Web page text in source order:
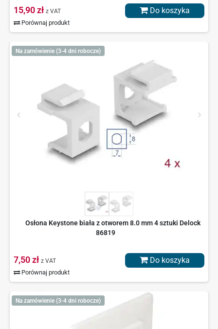
15,90 zł z VAT
Porównaj produkt
Do koszyka
Na zamówienie (3-4 dni robocze)
Osłona Keystone biała z otworem 8.0 mm 4 sztuki Delock
86819
7,50 zł z VAT
Porównaj produkt
Do koszyka
Na zamówienie (3-4 dni robocze)